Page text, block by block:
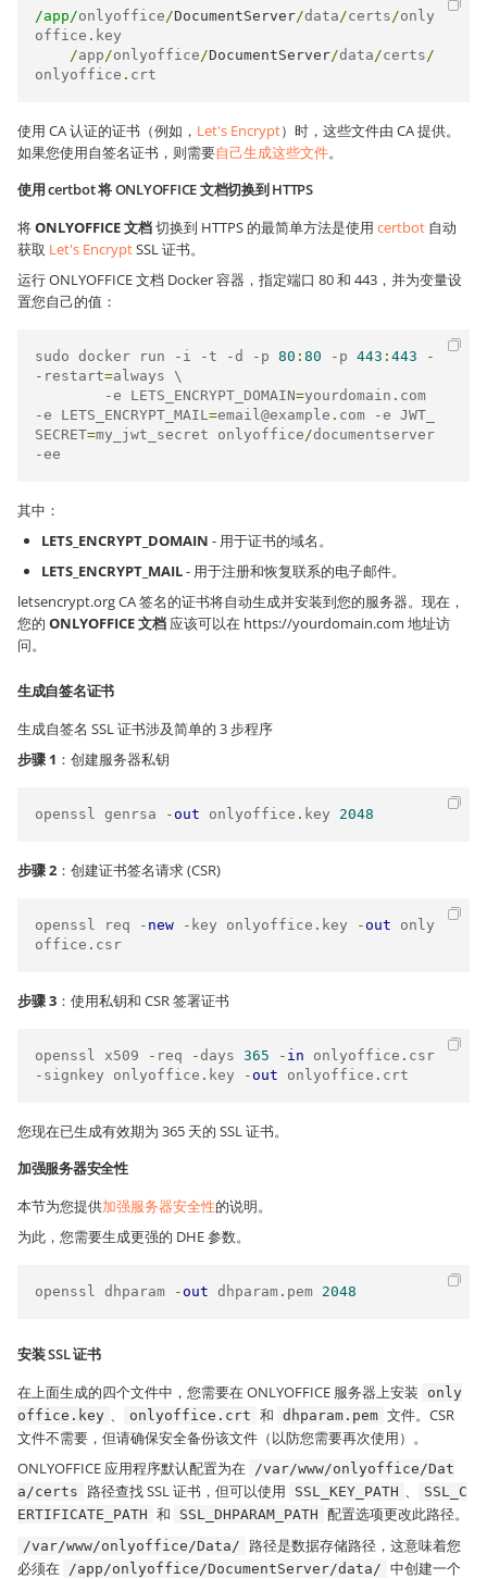
/app/onlyoffice/DocumentServer/data/certs/only
office . key
/app/onlyoffice/DocumentServer/data/certs/
onlyoffice . crt
使用 CA 认证的证书（例如， Let's Encrypt）时，这些文件由 CA 提供。
如果您使用自签名证书，则需要自己生成这些文件。
使用 certbot 将 ONLYOFFICE 文档切换到 HTTPS
将ONLYOFFICE 文档切换到 HTTPS 的最简单方法是使用 certbot 自动
获取 Let's EncryptSSL 证书。
运行 ONLYOFFICE 文档 Docker 容器，指定端口 80 和 443，并为变量设
置您自己的值：
sudo docker run - i -t -d - p 80 : 80 - p 443 : 443
-
- restart=always \
-e LETS_ENCRYPT_DOMAIN=yourdomain .
-e LETS_ENCRYPT_MAIL=email@example . com -e JWT_
SECRET=my_jwt_secret onlyoffice/documentserver
-ee
其中：
LETS_ENCRYPT_DOMAIN - 用于证书的域名。
LETS_ENCRYPT_MAIL- 用于注册和恢复联系的电子邮件。
letsencrypt.org CA 签名的证书将自动生成并安装到您的服务器。现在，
您的 ONLYOFFICE 文档 应该可以在 https://yourdomain.com 地址访
问。
生成自签名证书
生成自签名 SSL 证书涉及简单的 3 步程序
步骤 1 ：创建服务器私钥
openssl genrsa - out onlyoffice . key 2048
步骤 2 ：创建证书签名请求 (CSR)
openssl req - new - key onlyoffice . key - out only
office . csr
步骤 3 ：使用私钥和 CSR 签署证书
openssl x509 - req -days 365 - in onlyoffice .
- signkey onlyoffice . key - out onlyoffice . crt
您现在已生成有效期为 365 天的 SSL 证书。
加强服务器安全性
本节为您提供加强服务器安全性的说明。
为此，您需要生成更强的 DHE 参数。
openssl dhparam - out dhparam . pem 2048
安装 SSL 证书
在上面生成的四个文件中，您需要在 ONLYOFFICE 服务器上安装
only
office.key 、 onlyoffice.crt 和 dhparam.pem 文件。CSR
文件不需要，但请确保安全备份该文件（以防您需要再次使用）。
ONLYOFFICE 应用程序默认配置为在 /var/www/onlyoffice/Dat
a/certs
路径查找 SSL 证书，但可以使用 SSL_KEY_PATH 、
SSL_C
ERTIFICATE_PATH 和 SSL_DHPARAM_PATH 配置选项更改此路径。
/var/www/onlyoffice/Data/
路径是数据存储路径，这意味着您
必须在 /app/onlyoffice/DocumentServer/data/ 中创建一个